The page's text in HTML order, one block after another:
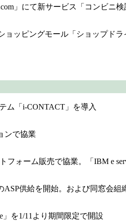
」にて新サービス「コンビニ
ッピングモール「ショップド
ム「i-CONTACT」を導入
ンで協業
ォーム販売で協業。「IBM e
供給を開始。および同窓会
を1/11より期間限定で開設